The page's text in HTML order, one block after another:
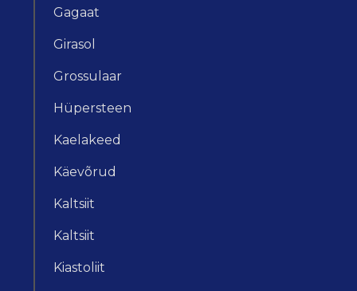
Gagaat
Girasol
Grossulaar
Hüpersteen
Kaelakeed
Käevõrud
Kaltsiit
Kaltsiit
Kiastoliit